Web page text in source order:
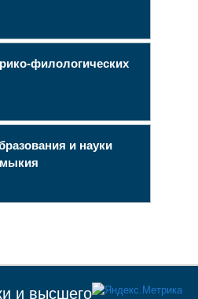
филологических
и науки
и высшего